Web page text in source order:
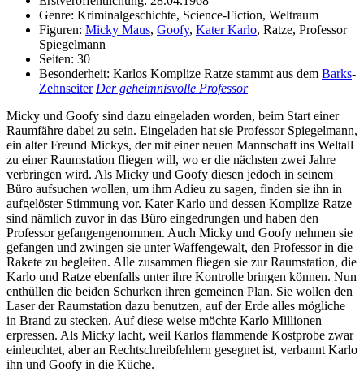
Genre: Kriminalgeschichte, Science-Fiction, Weltraum
Figuren: Micky Maus, Goofy, Kater Karlo, Ratze, Professor
Spiegelmann
Seiten: 30
Besonderheit: Karlos Komplize Ratze stammt aus dem Barks-
Zehnseiter Der geheimnisvolle Professor
Micky und Goofy sind dazu eingeladen worden, beim Start einer
Raumfähre dabei zu sein. Eingeladen hat sie Professor Spiegelmann,
ein alter Freund Mickys, der mit einer neuen Mannschaft ins Weltall
zu einer Raumstation fliegen will, wo er die nächsten zwei Jahre
verbringen wird. Als Micky und Goofy diesen jedoch in seinem
Büro aufsuchen wollen, um ihm Adieu zu sagen, finden sie ihn in
aufgelöster Stimmung vor. Kater Karlo und dessen Komplize Ratze
sind nämlich zuvor in das Büro eingedrungen und haben den
Professor gefangengenommen. Auch Micky und Goofy nehmen sie
gefangen und zwingen sie unter Waffengewalt, den Professor in die
Rakete zu begleiten. Alle zusammen fliegen sie zur Raumstation, die
Karlo und Ratze ebenfalls unter ihre Kontrolle bringen können. Nun
enthüllen die beiden Schurken ihren gemeinen Plan. Sie wollen den
Laser der Raumstation dazu benutzen, auf der Erde alles mögliche
in Brand zu stecken. Auf diese weise möchte Karlo Millionen
erpressen. Als Micky lacht, weil Karlos flammende Kostprobe zwar
einleuchtet, aber an Rechtschreibfehlern gesegnet ist, verbannt Karlo
ihn und Goofy in die Küche.